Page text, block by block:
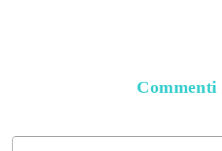
Commenti